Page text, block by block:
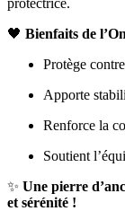
🖤 Bienfaits de
Protège
Apporte
Renforce la
Soutient
✨ Une pierre
et sérénité !